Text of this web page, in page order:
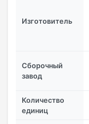
Изготовитель
Сборочный
завод
Количество
единиц